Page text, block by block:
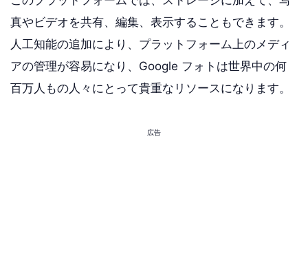
真やビデオを共有、編集、表示することもできます。
人工知能の追加により、プラットフォーム上のメディ
アの管理が容易になり、Google フォトは世界中の何
百万人もの人々にとって貴重なリソースになります。
広告